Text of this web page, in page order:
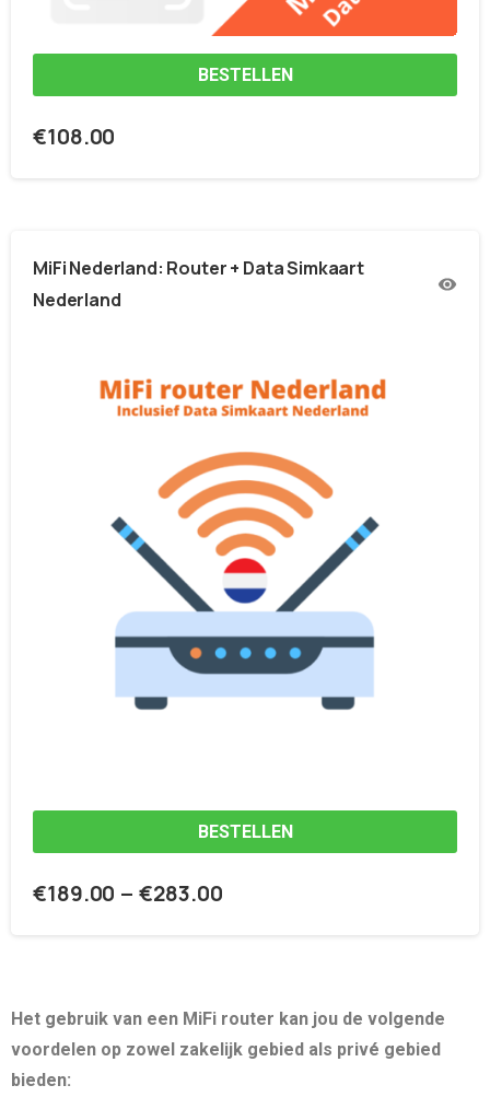
BESTELLEN
€108.00
MiFi Nederland: Router + Data Simkaart
Nederland
BESTELLEN
€189.00 –€283.00
Het gebruik van een MiFi router kan jou de volgende
voordelen op zowel zakelijk gebied als privé gebied
bieden: